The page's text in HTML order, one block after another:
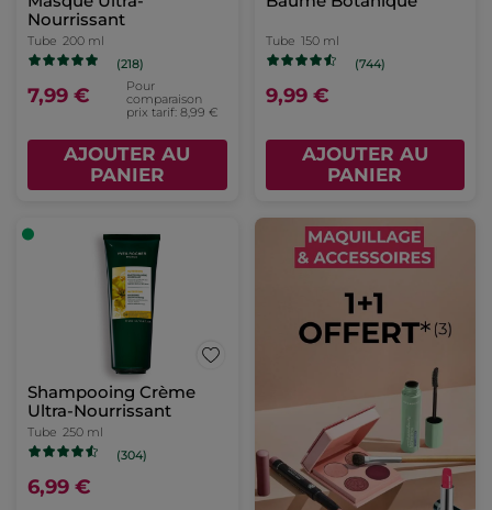
Nourrissant
Tube 200 ml
(218)
7,99 €
Pour
comparaison
prix tarif: 8,99 €
AJOUTER AU
PANIER
Tube 150 ml
(744)
9,99 €
AJOUTER AU
PANIER
Shampooing Crème
Ultra-Nourrissant
Tube 250 ml
(304)
6,99 €